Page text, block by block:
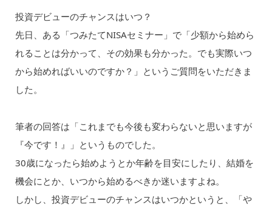
投資デビューのチャンスはいつ？
先日、ある「つみたてNISAセミナー」で「少額から始めら
れることは分かって、その効果も分かった。でも実際いつ
から始めればいいのですか？」というご質問をいただきま
した。
筆者の回答は「これまでも今後も変わらないと思いますが
『今です！』」というものでした。
30歳になったら始めようとか年齢を目安にしたり、結婚を
機会にとか、いつから始めるべきか迷いますよね。
しかし、投資デビューのチャンスはいつかというと、「や